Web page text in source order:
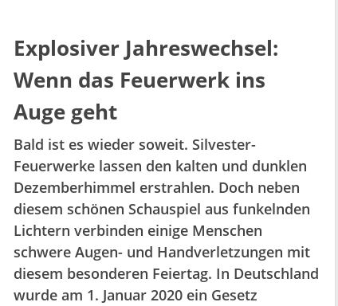
Explosiver Jahreswechsel:
Wenn das Feuerwerk ins
Auge geht
Bald ist es wieder soweit. Silvester-
Feuerwerke lassen den kalten und dunklen
Dezemberhimmel erstrahlen. Doch neben
diesem schönen Schauspiel aus funkelnden
Lichtern verbinden einige Menschen
schwere Augen- und Handverletzungen mit
diesem besonderen Feiertag. In Deutschland
wurde am 1. Januar 2020 ein Gesetz